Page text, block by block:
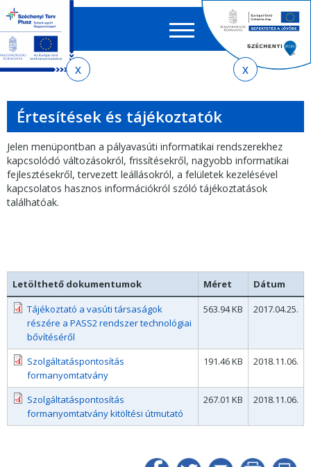
almenühöz
tartalomra
oldaltérképre
EN HU
űrlap
Értesítések és tájékoztatók
Jelen menüpontban a pályavasúti informatikai rendszerekhez
kapcsolódó változásokról, frissítésekről, nagyobb informatikai
fejlesztésekről, tervezett leállásokról, a felületek kezelésével
kapcsolatos hasznos információkról szóló tájékoztatások
találhatóak.
Letölthető dokumentumok Méret
Dátum
Tájékoztató a vasúti társaságok
részére a PASS2 rendszer technológiai
bővítéséről
563.94 KB 2017.04.25.
Szolgáltatáspontosítás
formanyomtatvány
191.46 KB 2018.11.06.
Szolgáltatáspontosítás
formanyomtatvány kitöltési útmutató
267.01 KB 2018.11.06.